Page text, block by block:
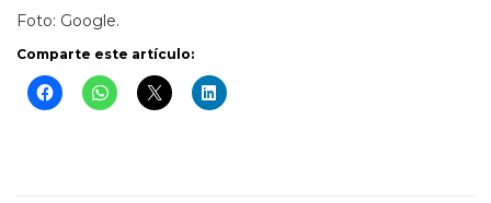
Foto: Google.
Comparte este artículo: